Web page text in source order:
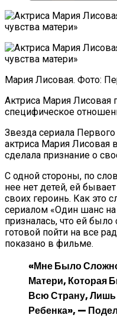
Мария Лисовая. Фото:
Актриса Мария Лисовая
специфическое
Звезда сериала
актриса Мария Лисовая
сделала признание о
С одной стороны, по
нее нет детей, ей
своих героинь. Как это
сериалом «Один шанс
призналась, что ей
готовой пойти на все
показано в фильме.
«Мне Было
Матери, Которая
Всю Страну, Лишь
Ребенка», —